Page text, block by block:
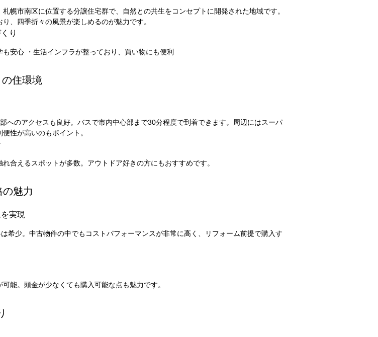
幌市南区に位置する分譲住宅群で、自然との共生をコンセプトに開発された地域です。
、四季折々の風景が楽しめるのが魅力です。
り
も安心 ・生活インフラが整っており、買い物にも便利
住環境
へのアクセスも良好。バスで市内中心部まで30分程度で到着できます。周辺にはスーパ
性が高いのもポイント。
合えるスポットが多数。アウトドア好きの方にもおすすめです。
魅力
実現
希少。中古物件の中でもコストパフォーマンスが非常に高く、リフォーム前提で購入す
能。頭金が少なくても購入可能な点も魅力です。